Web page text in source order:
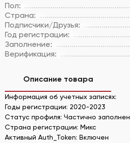
Пол:
Страна:
Подписчики/Друзья:
Год регистрации:
Заполнение:
Верификация:
Описание товара
Информация об учетных записях:
Годы ​​регистрации: 2020-2023
Статус профиля: Частично заполнен
Страна регистрации: Микс
Активный Auth_Token: Включен